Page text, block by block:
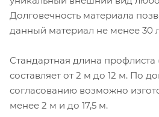
Долговечность материала
данный материал не менее 30
Стандартная длина
составляет от 2 м до 12 м. По
согласованию возможно
менее 2 м и до 17,5 м.